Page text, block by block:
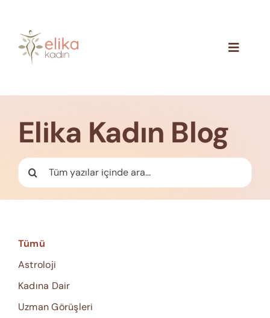
content
Toggle
İletişim
Elika Kadın Blog
Ara:
Tümü
Astroloji
Kadına Dair
Uzman Görüşleri